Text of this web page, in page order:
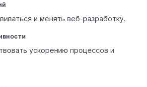
и менять веб-разработку.
ускорению процессов и